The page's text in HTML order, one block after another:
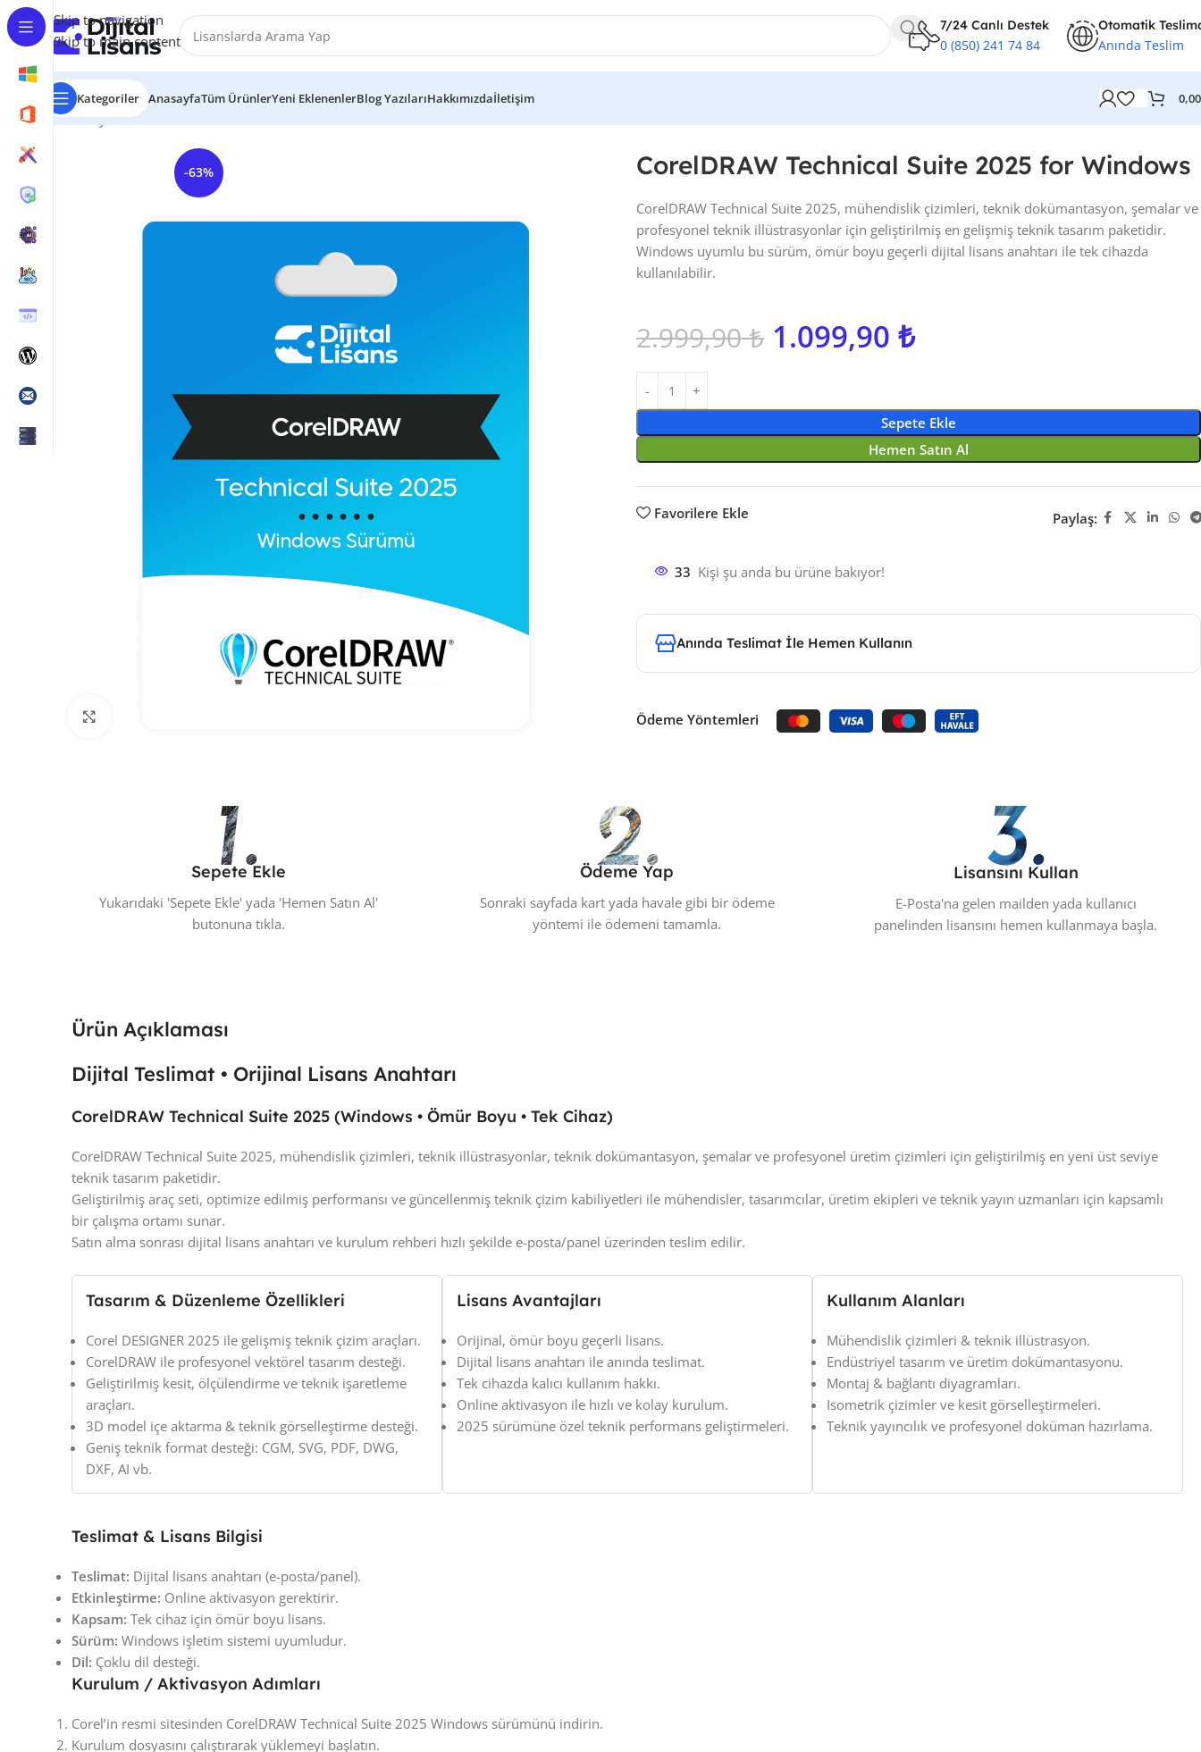
Skip to navigation
Skip to main content
7/24 Canlı Destek
0 (850) 241 74 84
Otomatik
Anında Teslim
Kategoriler AnasayfaTüm ÜrünlerYeni EklenenlerBlog YazılarıHakkımızdaİletişim
Anasayfa Grafik & Tasarım
-63% CorelDRAW Technical Suite 2025 for Windows
CorelDRAW Technical Suite 2025, mühendislik çizimleri, teknik dokümantasyon, şemalar ve
profesyonel teknik illüstrasyonlar için geliştirilmiş en gelişmiş teknik tasarım paketidir.
Windows uyumlu bu sürüm, ömür boyu geçerli dijital lisans anahtarı ile tek cihazda
kullanılabilir.
2.999,90₺ 1.099,90 ₺
Sepete Ekle
Hemen Satın Al
Favorilere Ekle Paylaş:
33 Kişi şu anda bu ürüne bakıyor!
Anında Teslimat İle Hemen Kullanın
Ödeme Yöntemleri
Sepete Ekle
Yukarıdaki 'Sepete Ekle' yada 'Hemen Satın Al'
butonuna tıkla.
Ödeme Yap
Sonraki sayfada kart yada havale gibi bir ödeme
yöntemi ile ödemeni tamamla.
Lisansını Kullan
E-Posta'na gelen mailden yada kullanıcı
panelinden lisansını hemen kullanmaya başla.
Ürün Açıklaması
Dijital Teslimat • Orijinal Lisans Anahtarı
CorelDRAW Technical Suite 2025 (Windows • Ömür Boyu • Tek Cihaz)
CorelDRAW Technical Suite 2025, mühendislik çizimleri, teknik illüstrasyonlar, teknik dokümantasyon, şemalar ve profesyonel üretim çizimleri için geliştirilmiş en yeni üst seviye
teknik tasarım paketidir.
Geliştirilmiş araç seti, optimize edilmiş performansı ve güncellenmiş teknik çizim kabiliyetleri ile mühendisler, tasarımcılar, üretim ekipleri ve teknik yayın uzmanları için kapsamlı
bir çalışma ortamı sunar.
Satın alma sonrası dijital lisans anahtarı ve kurulum rehberi hızlı şekilde e-posta/panel üzerinden teslim edilir.
Tasarım & Düzenleme Özellikleri
Corel DESIGNER 2025 ile gelişmiş teknik çizim araçları.
CorelDRAW ile profesyonel vektörel tasarım desteği.
Geliştirilmiş kesit, ölçülendirme ve teknik işaretleme
araçları.
3D model içe aktarma & teknik görselleştirme desteği.
Geniş teknik format desteği: CGM, SVG, PDF, DWG,
DXF, AI vb.
Lisans Avantajları
Orijinal, ömür boyu geçerli lisans.
Dijital lisans anahtarı ile anında teslimat.
Tek cihazda kalıcı kullanım hakkı.
Online aktivasyon ile hızlı ve kolay kurulum.
2025 sürümüne özel teknik performans geliştirmeleri.
Kullanım Alanları
Mühendislik çizimleri & teknik illüstrasyon.
Endüstriyel tasarım ve üretim dokümantasyonu.
Montaj & bağlantı diyagramları.
Isometrik çizimler ve kesit görselleştirmeleri.
Teknik yayıncılık ve profesyonel doküman hazırlama.
Teslimat & Lisans Bilgisi
Teslimat: Dijital lisans anahtarı (e-posta/panel).
Etkinleştirme: Online aktivasyon gerektirir.
Kapsam: Tek cihaz için ömür boyu lisans.
Sürüm: Windows işletim sistemi uyumludur.
Dil: Çoklu dil desteği.
Kurulum / Aktivasyon Adımları
Corel’in resmi sitesinden CorelDRAW Technical Suite 2025 Windows sürümünü indirin.
Kurulum dosyasını çalıştırarak yüklemeyi başlatın.